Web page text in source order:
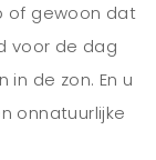
of gewoon dat
voor de dag
in de zon. En u
onnatuurlijke